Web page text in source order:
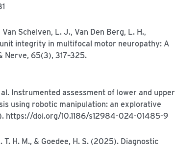
Schelven, L. J., Van Den Berg, L. H.,
unit integrity in multifocal motor neuropathy: A
Nerve, 65(3), 317–325.
Instrumented assessment of lower and upper
using robotic manipulation: an explorative
https://doi.org/10.1186/s12984-024-01485-9
H. M., & Goedee, H. S. (2025). Diagnostic